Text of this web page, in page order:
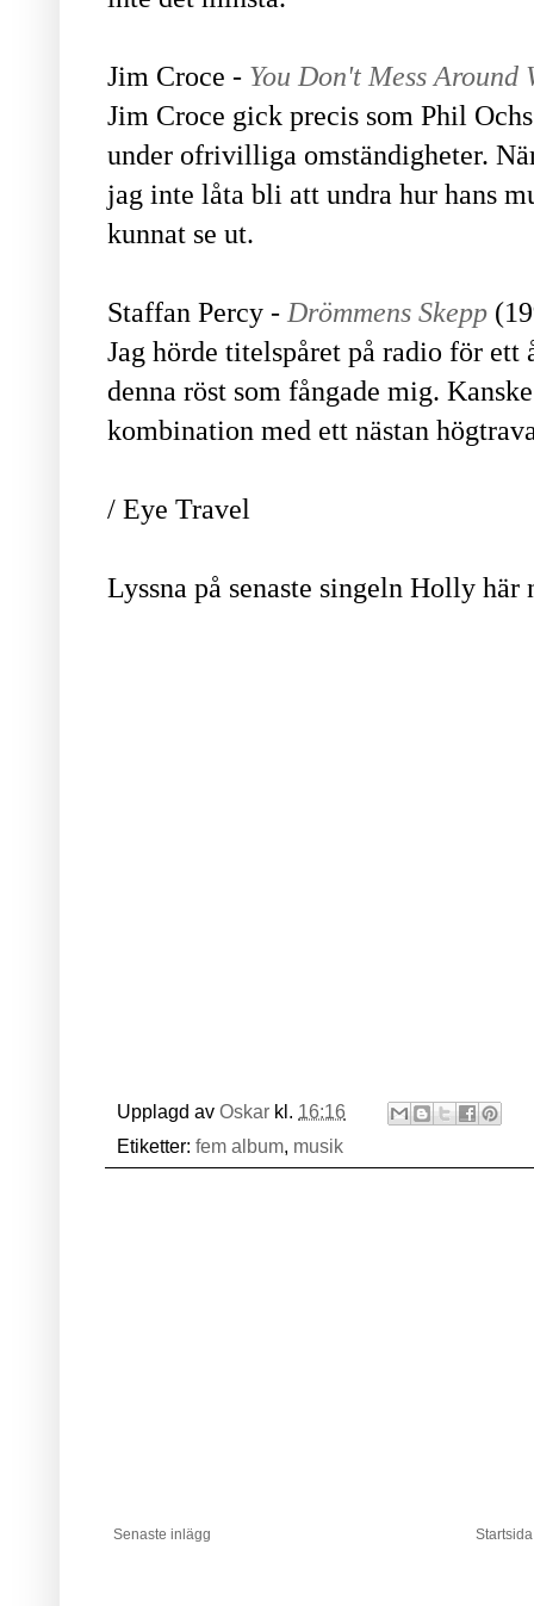
Jim Croce - You Don't Mess Around
Jim Croce gick precis som Phil
under ofrivilliga omständigheter.
jag inte låta bli att undra hur hans
kunnat se ut.
Staffan Percy - Drömmens Skepp
Jag hörde titelspåret på radio för ett
denna röst som fångade mig.
kombination med ett nästan
/ Eye Travel
Lyssna på senaste singeln Holly här
Upplagd av Oskar kl. 16:16
Etiketter: fem album, musik
Senaste inlägg Startsida